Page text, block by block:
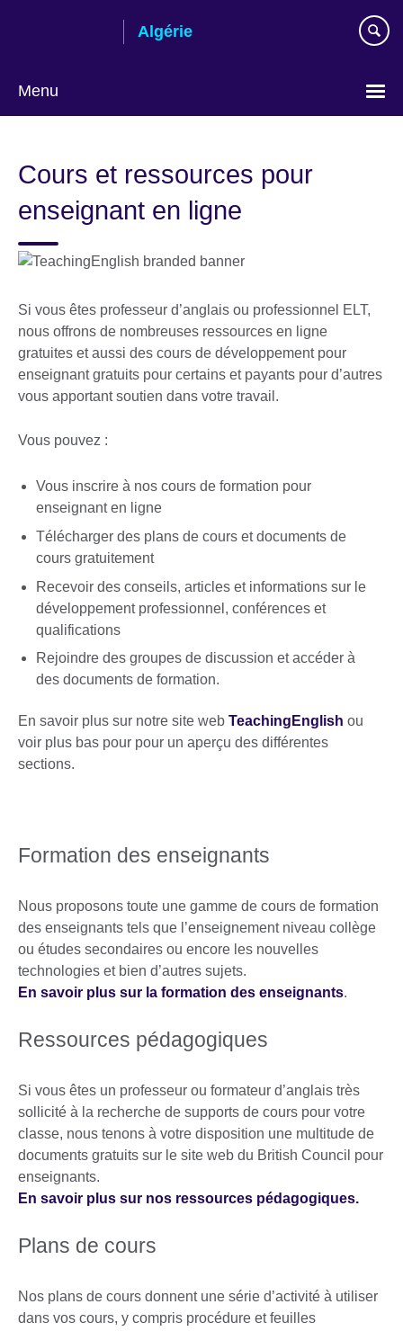
Algérie
Menu
language
Cours et ressources pour
enseignant en ligne
Si vous êtes professeur d’anglais ou professionnel ELT,
nous offrons de nombreuses ressources en ligne
gratuites et aussi des cours de développement pour
enseignant gratuits pour certains et payants pour d’autres
vous apportant soutien dans votre travail.
Vous pouvez :
Vous inscrire à nos cours de formation pour
enseignant en ligne
Télécharger des plans de cours et documents de
cours gratuitement
Recevoir des conseils, articles et informations sur le
développement professionnel, conférences et
qualifications
Rejoindre des groupes de discussion et accéder à
des documents de formation.
En savoir plus sur notre site web TeachingEnglish ou
voir plus bas pour pour un aperçu des différentes
sections.
Formation des enseignants
Nous proposons toute une gamme de cours de formation
des enseignants tels que l’enseignement niveau collège
ou études secondaires ou encore les nouvelles
technologies et bien d’autres sujets.
En savoir plus sur la formation des enseignants.
Ressources pédagogiques
Si vous êtes un professeur ou formateur d’anglais très
sollicité à la recherche de supports de cours pour votre
classe, nous tenons à votre disposition une multitude de
documents gratuits sur le site web du British Council pour
enseignants.
En savoir plus sur nos ressources pédagogiques.
Plans de cours
Nos plans de cours donnent une série d’activité à utiliser
dans vos cours, y compris procédure et feuilles